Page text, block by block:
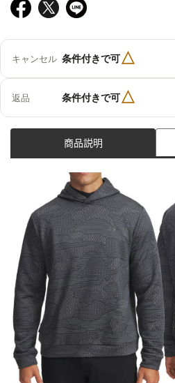
キャンセル 条件付きで可△
返品 条件付きで可△
商品説明